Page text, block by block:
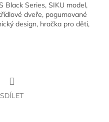
Black Series, SIKU model,
dveře, pogumované
design, hračka pro děti,
SDÍLET